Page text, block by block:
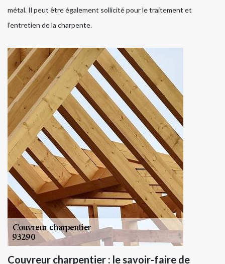
métal. Il peut être également sollicité pour le traitement et
l’entretien de la charpente.
Couvreur charpentier : le savoir-faire de